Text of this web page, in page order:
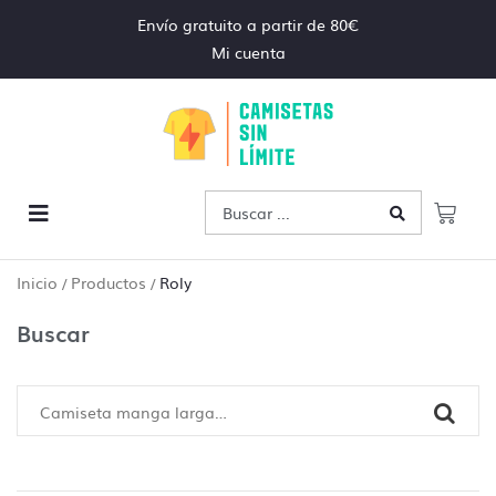
Envío gratuito a partir de 80€
Mi cuenta
Inicio / Productos / Roly
Buscar